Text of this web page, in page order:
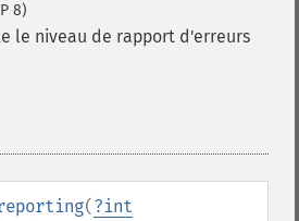
8)
le niveau de rapport d'erreurs
(?int